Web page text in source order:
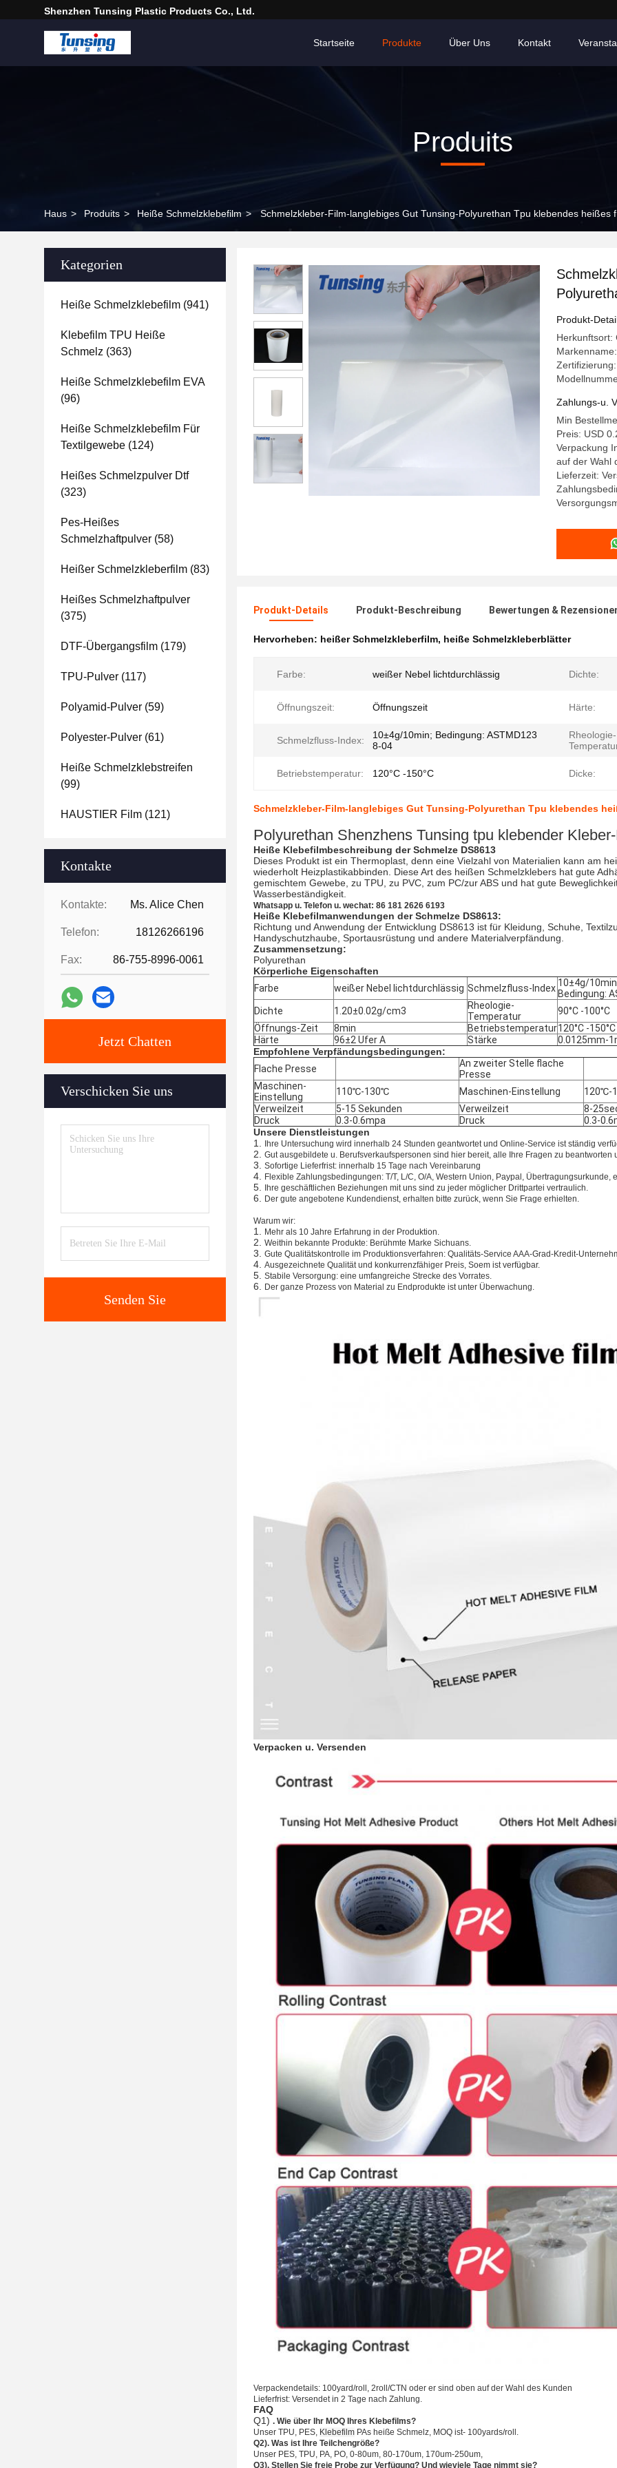
Shenzhen Tunsing Plastic Products Co., Ltd.
Startseite Produkte Über Uns Kontakt
Produits
Haus > Produits > Heiße Schmelzklebefilm > Schmelzkleber-Film-langlebiges Gut Tunsing-Polyurethan Tpu klebendes heißes
Kategorien
Heiße Schmelzklebefilm (941)
Klebefilm TPU Heiße
Schmelz (363)
Heiße Schmelzklebefilm EVA
(96)
Heiße Schmelzklebefilm Für
Textilgewebe (124)
Heißes Schmelzpulver Dtf
(323)
Pes-Heißes
Schmelzhaftpulver (58)
Heißer Schmelzkleberfilm (83)
Heißes Schmelzhaftpulver
(375)
DTF-Übergangsfilm (179)
TPU-Pulver (117)
Polyamid-Pulver (59)
Polyester-Pulver (61)
Heiße Schmelzklebstreifen
(99)
HAUSTIER Film (121)
Kontakte
Kontakte: Ms. Alice Chen
Telefon: 18126266196
Fax: 86-755-8996-0061
Jetzt Chatten
Verschicken Sie uns
Senden Sie
Produkt-
Herkunftsort:
Zahlungs-u.
Min
Preis: USD
Verpackung
auf der Wahl
Lieferzeit:
Produkt-Details Produkt-Beschreibung Bewertungen &
Hervorheben: heißer Schmelzkleberfilm, heiße Schmelzkleberblätter
Farbe: weißer Nebel lichtdurchlässig Dichte:
Öffnungszeit: Öffnungszeit Härte:
Schmelzfluss-Index:
10±4g/10min; Bedingung: ASTMD123
8-04
Rheologie-
Betriebstemperatur: 120°C -150°C Dicke:
Schmelzkleber-Film-langlebiges Gut Tunsing-Polyurethan Tpu klebendes
Polyurethan Shenzhens Tunsing tpu klebender
Heiße Klebefilmbeschreibung der Schmelze DS8613
Dieses Produkt ist ein Thermoplast, denn eine Vielzahl von Materialien kann am
wiederholt Heizplastikabbinden. Diese Art des heißen Schmelzklebers hat gute
gemischtem Gewebe, zu TPU, zu PVC, zum PC/zur ABS und hat gute
Wasserbeständigkeit.
Whatsapp u. Telefon u. wechat: 86 181 2626 6193
Heiße Klebefilmanwendungen der Schmelze DS8613:
Richtung und Anwendung der Entwicklung DS8613 ist für Kleidung, Schuhe,
Handyschutzhaube, Sportausrüstung und andere Materialverpfändung.
Zusammensetzung:
Polyurethan
Körperliche Eigenschaften
Farbe
weißer Nebel lichtdurchlässig Schmelzfluss-Index 10±4g/
Bedingung:
Dichte
1.20±0.02g/cm3
Rheologie-
Temperatur
90°C -100°C
Öffnungs-Zeit
8min Betriebstemperatur120°C -150°C
Härte
96±2 Ufer A Stärke
0.0125mm-
Empfohlene Verpfändungsbedingungen:
Flache Presse
An zweiter Stelle flache
Presse
Maschinen-
Einstellung
110℃-130℃ Maschinen-Einstellung
120℃-
Verweilzeit
5-15 Sekunden Verweilzeit
8-
Druck
0.3-0.6mpa Druck
0.3-
Unsere Dienstleistungen
1.
Ihre Untersuchung wird innerhalb 24 Stunden geantwortet und Online-Service ist ständig
2. Gut ausgebildete u. Berufsverkaufspersonen sind hier bereit, alle Ihre Fragen zu
3. Sofortige Lieferfrist: innerhalb 15 Tage nach Vereinbarung
4. Flexible Zahlungsbedingungen: T/T, L/C, O/A, Western Union, Paypal, Übertragungsurkunde,
5. Ihre geschäftlichen Beziehungen mit uns sind zu jeder möglicher Drittpartei vertraulich.
6. Der gute angebotene Kundendienst, erhalten bitte zurück, wenn Sie Frage erhielten.
Warum wir:
1. Mehr als 10 Jahre Erfahrung in der Produktion.
2. Weithin bekannte Produkte: Berühmte Marke Sichuans.
3. Gute Qualitätskontrolle im Produktionsverfahren: Qualitäts-Service AAA-Grad-Kredit-
4. Ausgezeichnete Qualität und konkurrenzfähiger Preis, Soem ist verfügbar.
5. Stabile Versorgung: eine umfangreiche Strecke des Vorrates.
6. Der ganze Prozess von Material zu Endprodukte ist unter Überwachung.
Verpacken u. Versenden
Verpackendetails: 100yard/roll, 2roll/CTN oder er sind oben auf der Wahl des Kunden
Lieferfrist: Versendet in 2 Tage nach Zahlung.
FAQ
Q1) . Wie über Ihr MOQ Ihres Klebefilms?
Unser TPU, PES, Klebefilm PAs heiße Schmelz, MOQ ist- 100yards/roll.
Q2). Was ist Ihre Teilchengröße?
Unser PES, TPU, PA, PO, 0-80um, 80-170um, 170um-250um,
Q3). Stellen Sie freie Probe zur Verfügung? Und wieviele Tage nimmt sie?